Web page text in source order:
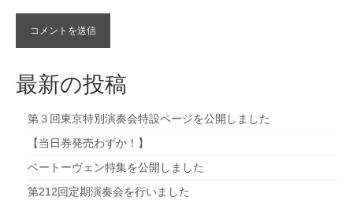
最新の投稿
第３回東京特別演奏会特設ページを公開しました
【当日券発売わずか！】
ベートーヴェン特集を公開しました
第212回定期演奏会を行いました